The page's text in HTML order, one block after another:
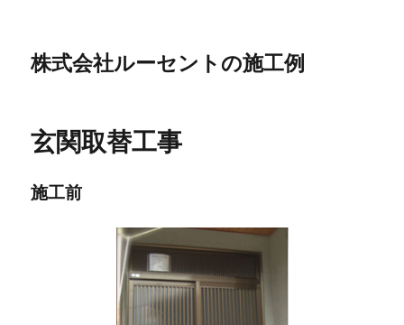
株式会社ルーセントの施工例
玄関取替工事
施工前